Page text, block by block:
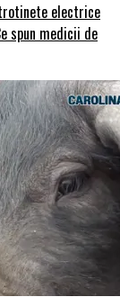
trotinete electrice
spun medicii de